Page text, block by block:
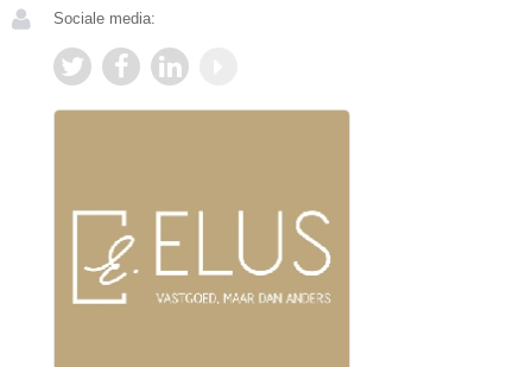
Sociale media: